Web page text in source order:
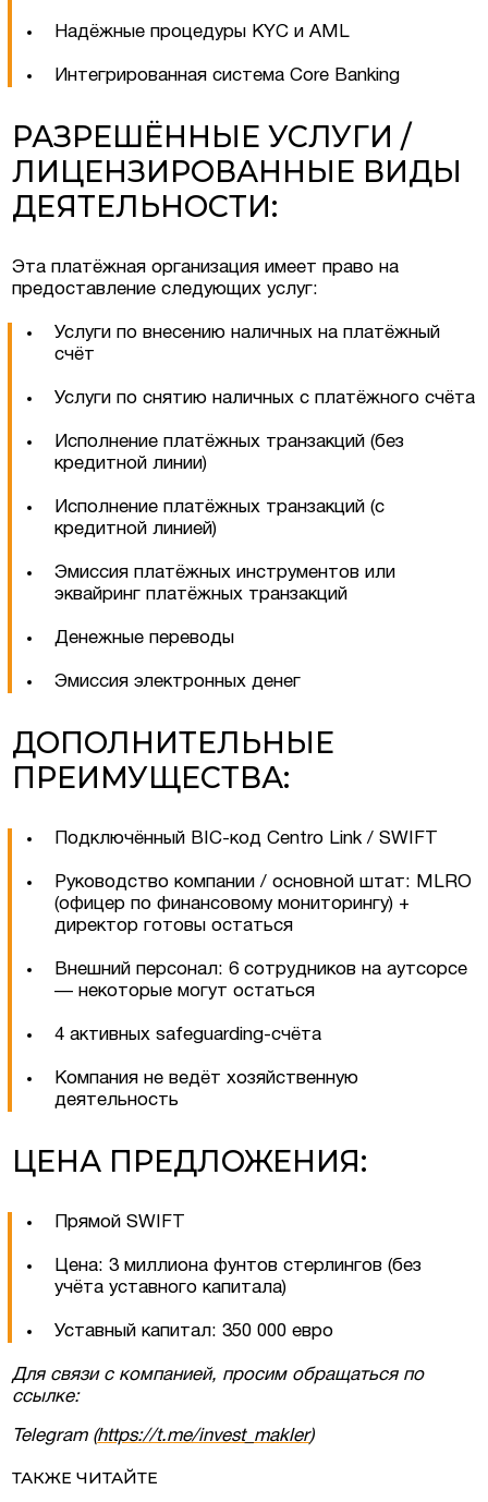
Надёжные процедуры KYC и AML
Интегрированная система Core Banking
РАЗРЕШЁННЫЕ УСЛУГИ /
ЛИЦЕНЗИРОВАННЫЕ ВИДЫ
ДЕЯТЕЛЬНОСТИ:
Эта платёжная организация имеет право на
предоставление следующих услуг:
Услуги по внесению наличных на платёжный
счёт
Услуги по снятию наличных с платёжного счёта
Исполнение платёжных транзакций (без
кредитной линии)
Исполнение платёжных транзакций (с
кредитной линией)
Эмиссия платёжных инструментов или
эквайринг платёжных транзакций
Денежные переводы
Эмиссия электронных денег
ДОПОЛНИТЕЛЬНЫЕ
ПРЕИМУЩЕСТВА:
Подключённый BIC-код Centro Link / SWIFT
Руководство компании / основной штат: MLRO
(офицер по финансовому мониторингу) +
директор готовы остаться
Внешний персонал: 6 сотрудников на аутсорсе
— некоторые могут остаться
4 активных safeguarding-счёта
Компания не ведёт хозяйственную
деятельность
ЦЕНА ПРЕДЛОЖЕНИЯ:
Прямой SWIFT
Цена: 3 миллиона фунтов стерлингов (без
учёта уставного капитала)
Уставный капитал: 350 000 евро
Для связи с компанией, просим обращаться по
ссылке:
Telegram (https://t.me/invest_makler)
ТАКЖЕ ЧИТАЙТЕ
Оставить заявку
данных